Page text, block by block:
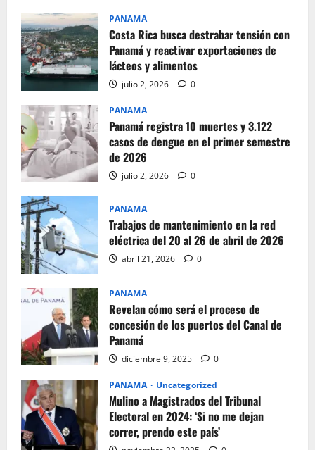
PANAMA
Costa Rica busca destrabar tensión con
Panamá y reactivar exportaciones de
lácteos y alimentos
julio 2, 2026 0
PANAMA
Panamá registra 10 muertes y 3.122
casos de dengue en el primer semestre
de 2026
julio 2, 2026 0
PANAMA
Trabajos de mantenimiento en la red
eléctrica del 20 al 26 de abril de 2026
abril 21, 2026 0
PANAMA
Revelan cómo será el proceso de
concesión de los puertos del Canal de
Panamá
diciembre 9, 2025 0
PANAMA Uncategorized
Mulino a Magistrados del Tribunal
Electoral en 2024: ‘Si no me dejan
correr, prendo este país’